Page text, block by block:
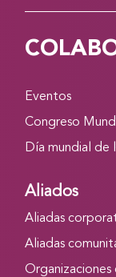
Eventos
Congreso
Día mundial de
Aliados
Aliadas
Aliadas